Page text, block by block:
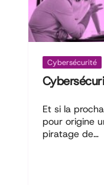
Cybersécurité
Et si la
pour origine
piratage de…